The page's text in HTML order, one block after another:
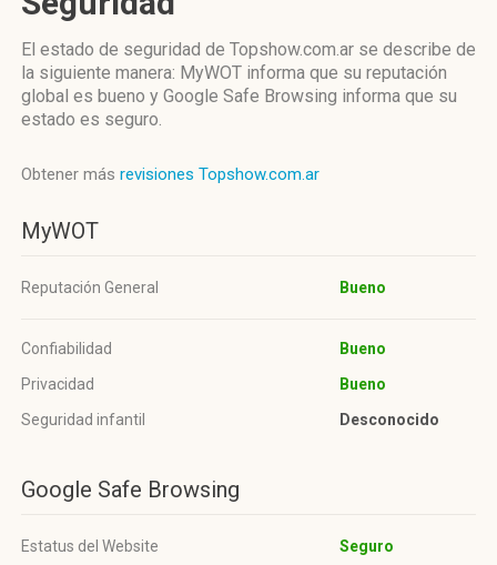
El estado de seguridad de Topshow.com.ar se describe de
la siguiente manera: MyWOT informa que su reputación
global es bueno y Google Safe Browsing informa que su
estado es seguro.
Obtener más revisiones Topshow.com.ar
MyWOT
Reputación General Bueno
Confiabilidad
Bueno
Privacidad
Bueno
Seguridad infantil
Desconocido
Google Safe Browsing
Estatus del Website Seguro